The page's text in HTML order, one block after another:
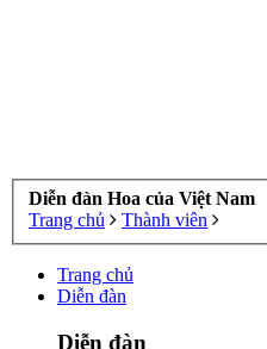
Diễn đàn Hoa của Việt Nam
Trang chủ
Thành viên
Trang chủ
Diễn đàn
Diễn đàn